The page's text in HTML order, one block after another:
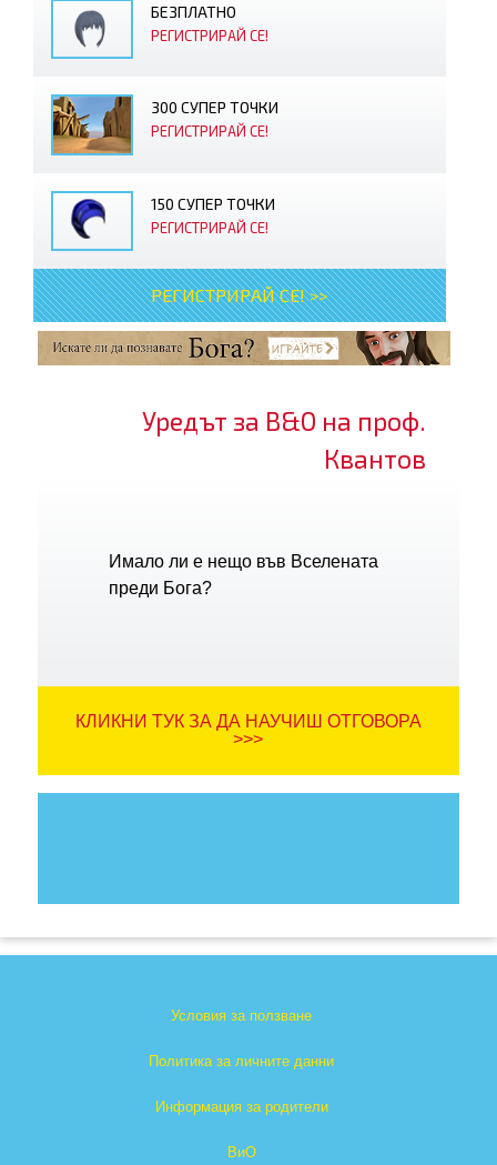
БЕЗПЛАТНО
РЕГИСТРИРАЙ СЕ!
300 СУПЕР ТОЧКИ
РЕГИСТРИРАЙ СЕ!
150 СУПЕР ТОЧКИ
РЕГИСТРИРАЙ СЕ!
РЕГИСТРИРАЙ СЕ! >>
Уредът за В&О на проф.
Квантов
Имало ли е нещо във Вселената
преди Бога?
КЛИКНИ ТУК ЗА ДА НАУЧИШ ОТГОВОРА
>>>
Условия за ползване
Политика за личните данни
Информация за родители
ВиО